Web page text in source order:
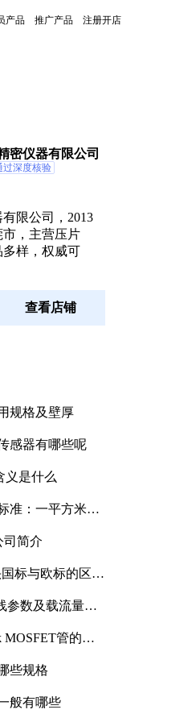
产品 推广产品 注册开店
密仪器有限公司
过深度核验
限公司，2013
，主营压片
样，权威可
查看店铺
规格及壁厚
感器有哪些呢
义是什么
准：一平方米能
司简介
标与欧标的区别
参数及载流量解
MOSFET管的合
些规格
般有哪些